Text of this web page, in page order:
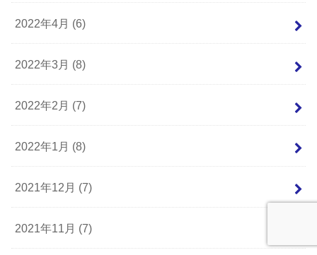
2022年4月 (6)
2022年3月 (8)
2022年2月 (7)
2022年1月 (8)
2021年12月 (7)
2021年11月 (7)